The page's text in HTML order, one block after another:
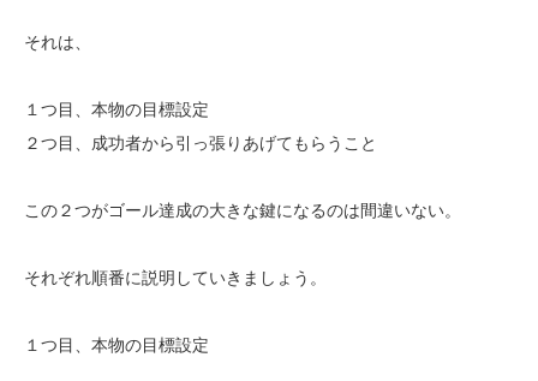
それは、
１つ目、本物の目標設定
２つ目、成功者から引っ張りあげてもらうこと
この２つがゴール達成の大きな鍵になるのは間違いない。
それぞれ順番に説明していきましょう。
１つ目、本物の目標設定